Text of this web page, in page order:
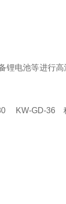
电池等进行
KW-GD-36